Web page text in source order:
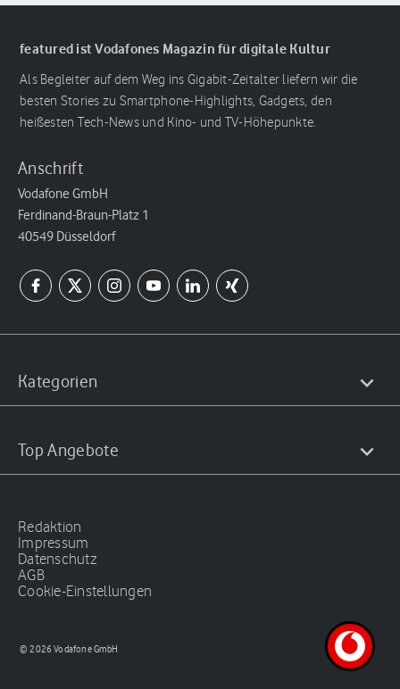
featured ist Vodafones Magazin für digitale Kultur
Als Begleiter auf dem Weg ins Gigabit-Zeitalter liefern wir die
besten Stories zu Smartphone-Highlights, Gadgets, den
heißesten Tech-News und Kino- und TV-Höhepunkte.
Anschrift
Vodafone GmbH
Ferdinand-Braun-Platz 1
40549 Düsseldorf
Kategorien
Top Angebote
Redaktion
Impressum
Datenschutz
AGB
Cookie-Einstellungen
© 2026 Vodafone GmbH